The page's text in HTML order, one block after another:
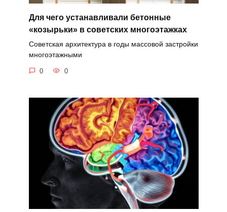
Для чего устанавливали бетонные
«козырьки» в советских многоэтажках
Советская архитектура в годы массовой застройки
многоэтажными
0 0